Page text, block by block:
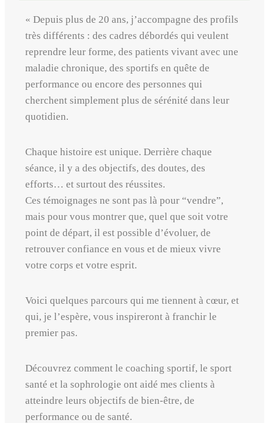
« Depuis plus de 20 ans, j’accompagne des profils
très différents : des cadres débordés qui veulent
reprendre leur forme, des patients vivant avec une
maladie chronique, des sportifs en quête de
performance ou encore des personnes qui
cherchent simplement plus de sérénité dans leur
quotidien.
Chaque histoire est unique. Derrière chaque
séance, il y a des objectifs, des doutes, des
efforts… et surtout des réussites.
Ces témoignages ne sont pas là pour “vendre”,
mais pour vous montrer que, quel que soit votre
point de départ, il est possible d’évoluer, de
retrouver confiance en vous et de mieux vivre
votre corps et votre esprit.
Voici quelques parcours qui me tiennent à cœur, et
qui, je l’espère, vous inspireront à franchir le
premier pas.
Découvrez comment le coaching sportif, le sport
santé et la sophrologie ont aidé mes clients à
atteindre leurs objectifs de bien-être, de
performance ou de santé.